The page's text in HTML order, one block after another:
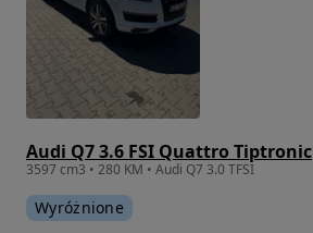
Audi Q7 3.6 FSI Quattro Tiptronic
3597 cm3 • 280 KM • Audi Q7 3.0 TFSI
Wyróżnione